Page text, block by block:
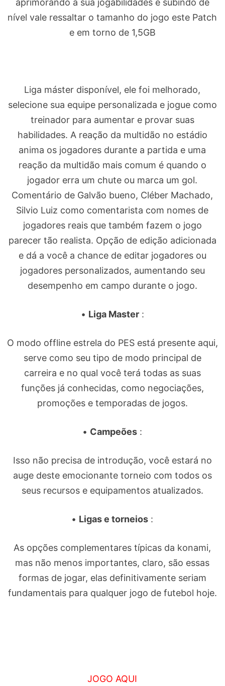
aprimorando a sua jogabilidades e subindo de
nível vale ressaltar o tamanho do jogo este Patch
e em torno de 1,5GB
Liga máster disponível, ele foi melhorado,
selecione sua equipe personalizada e jogue como
treinador para aumentar e provar suas
habilidades. A reação da multidão no estádio
anima os jogadores durante a partida e uma
reação da multidão mais comum é quando o
jogador erra um chute ou marca um gol.
Comentário de Galvão bueno, Cléber Machado,
Silvio Luiz como comentarista com nomes de
jogadores reais que também fazem o jogo
parecer tão realista. Opção de edição adicionada
e dá a você a chance de editar jogadores ou
jogadores personalizados, aumentando seu
desempenho em campo durante o jogo.
• Liga Master:
O modo offline estrela do PES está presente aqui,
serve como seu tipo de modo principal de
carreira e no qual você terá todas as suas
funções já conhecidas, como negociações,
promoções e temporadas de jogos.
• Campeões :
Isso não precisa de introdução, você estará no
auge deste emocionante torneio com todos os
seus recursos e equipamentos atualizados.
• Ligas e torneios :
As opções complementares típicas da konami,
mas não menos importantes, claro, são essas
formas de jogar, elas definitivamente seriam
fundamentais para qualquer jogo de futebol hoje.
JOGO AQUI